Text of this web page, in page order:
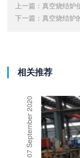
上一篇： 真空烧结炉
下一篇： 真空烧结炉
相关推荐
07 September 2020